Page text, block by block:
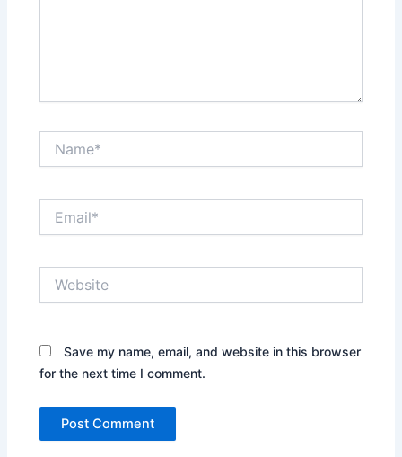
Save my name, email, and website in this browser
for the next time I comment.